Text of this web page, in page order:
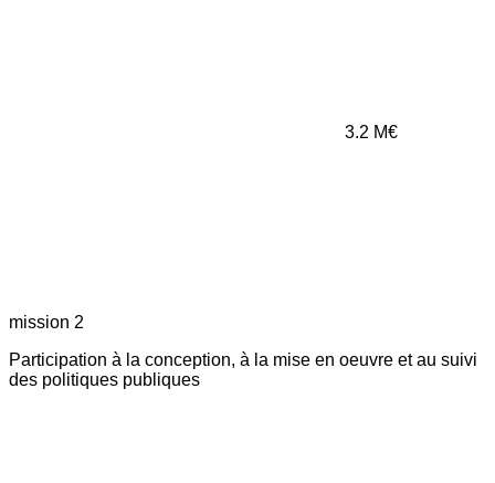
3.2 M€
mission 2
Participation à la conception, à la mise en oeuvre et au suivi
des politiques publiques